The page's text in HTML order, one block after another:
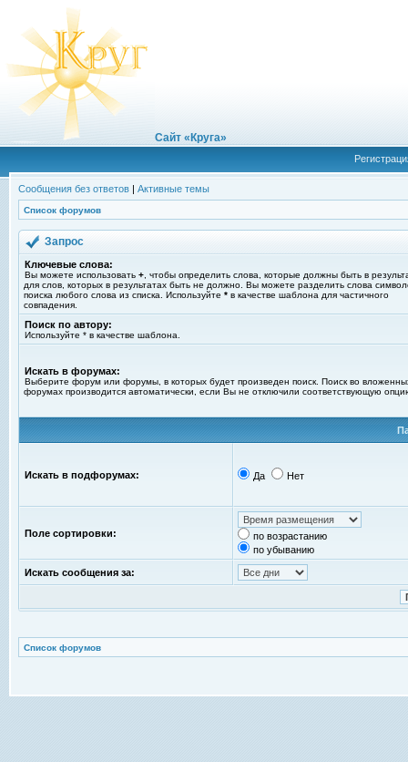
Сайт «Круга»
Сообщения без ответов | Активные темы
Список форумов
Запрос
Ключевые слова:
Вы можете использовать + , чтобы определить слова, которые должны быть в
для слов, которых в результатах быть не должно. Вы можете разделить слова
поиска любого слова из списка. Используйте * в качестве шаблона для частичного
совпадения.
Поиск по автору:
Используйте * в качестве шаблона.
Искать в форумах:
Выберите форум или форумы, в которых будет произведен поиск. Поиск во
форумах производится автоматически, если Вы не отключили соответствующую
Искать в подфорумах: Да Нет
Поле сортировки:
по возрастанию
по убыванию
Искать сообщения за:
Список форумов